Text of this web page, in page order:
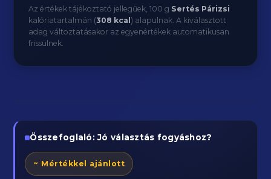
Az értékek tájékoztató jellegűek, 100 g Sertés Párizsi
kalóriatartalmán (308 kcal ) alapulnak. A kiválasztott
adag változtatásakor az egyenértékek automatikusan
frissülnek.
Összefoglaló: Jó választás fogyáshoz?
~ Mértékkel ajánlott